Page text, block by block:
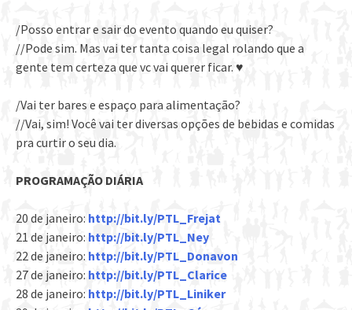
/Posso entrar e sair do evento quando eu quiser?
//Pode sim. Mas vai ter tanta coisa legal rolando que a
gente tem certeza que vc vai querer ficar. ♥
/Vai ter bares e espaço para alimentação?
//Vai, sim! Você vai ter diversas opções de bebidas e comidas
pra curtir o seu dia.
PROGRAMAÇÃO DIÁRIA
20 de janeiro: http://bit.ly/PTL_Frejat
21 de janeiro: http://bit.ly/PTL_Ney
22 de janeiro: http://bit.ly/PTL_Donavon
27 de janeiro: http://bit.ly/PTL_Clarice
28 de janeiro: http://bit.ly/PTL_Liniker